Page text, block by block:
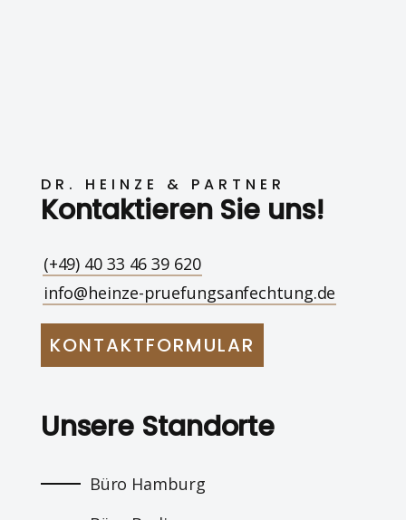
DR. HEINZE & PARTNER
Kontaktieren Sie uns!
(+49) 40 33 46 39 620
info@heinze-pruefungsanfechtung.de
KONTAKTFORMULAR
Unsere Standorte
Büro Hamburg